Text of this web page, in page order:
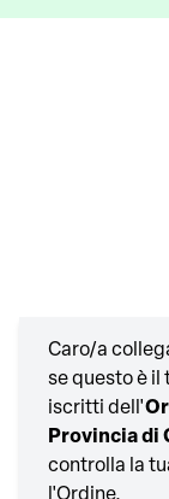
Caro/a
se questo è il
iscritti dell'
Provincia di
controlla la